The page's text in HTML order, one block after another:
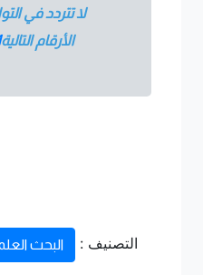
لا تتردد في
الأرقام التالية
التصنيف : البحث